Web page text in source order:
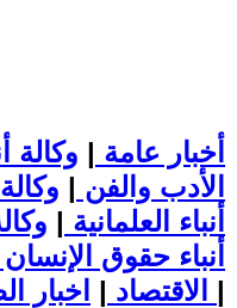
أخبار عامة | وكالة
الأدب والفن |
أنباء العلمانية |
أنباء حقوق الإنسان
الاقتصاد | |